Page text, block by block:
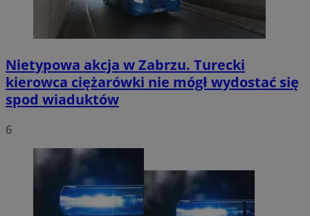
Nietypowa akcja w Zabrzu. Turecki
kierowca ciężarówki nie mógł wydostać się
spod wiaduktów
6